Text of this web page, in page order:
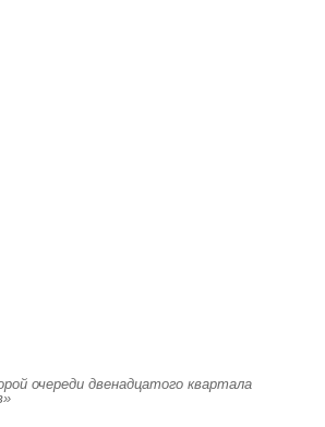
очереди двенадцатого квартала